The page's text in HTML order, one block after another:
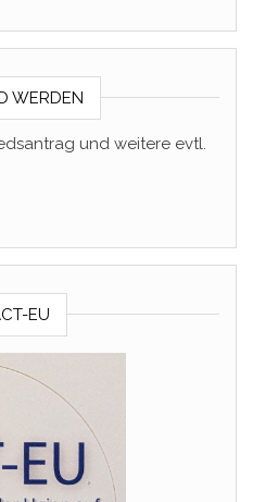
WERDEN
und weitere evtl.
EU